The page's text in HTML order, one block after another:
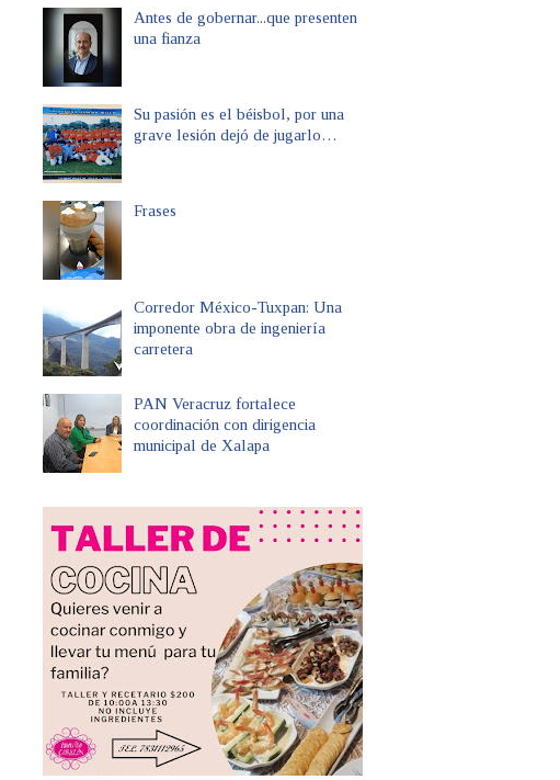
Antes de gobernar...que presenten
una fianza
Su pasión es el béisbol, por una
grave lesión dejó de jugarlo…
Frases
Corredor México-Tuxpan: Una
imponente obra de ingeniería
carretera
PAN Veracruz fortalece
coordinación con dirigencia
municipal de Xalapa